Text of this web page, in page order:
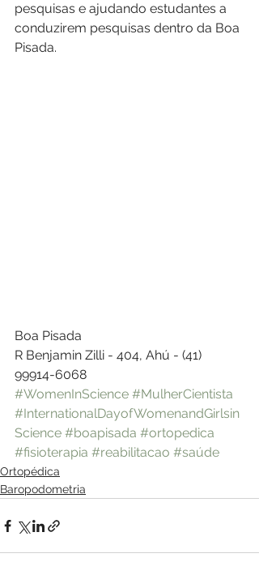
pesquisas e ajudando estudantes a
conduzirem pesquisas dentro da Boa
Pisada.
Boa Pisada
R Benjamin Zilli - 404, Ahú - (41)
99914-6068
#WomenInScience #MulherCientista
#InternationalDayofWomenandGirlsin
Science #boapisada #ortopedica
#fisioterapia #reabilitacao #saúde
Ortopédica
Baropodometria